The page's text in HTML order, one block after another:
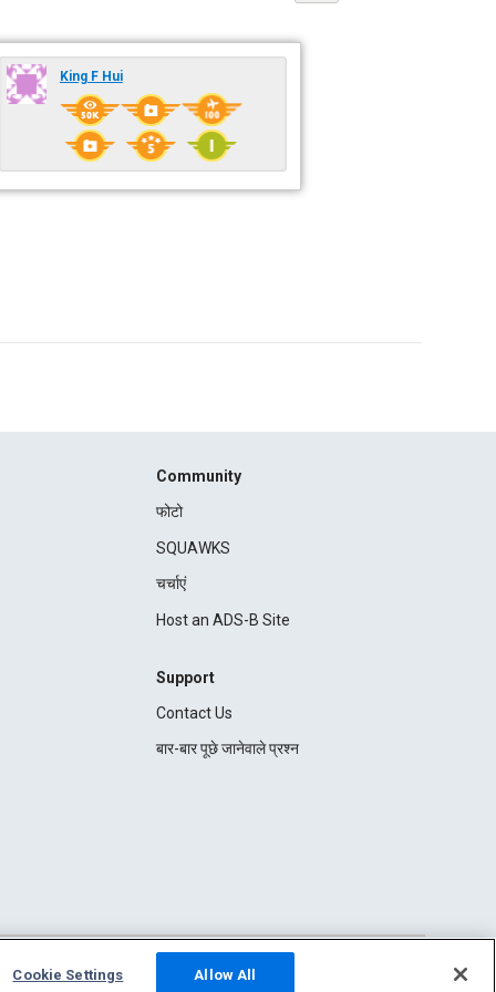
King F Hui
Community
फोटो
SQUAWKS
चर्चाएं
Host an ADS-B Site
Support
Contact Us
बार-बार पूछे जानेवाले प्रश्न
Cookie Settings Allow All